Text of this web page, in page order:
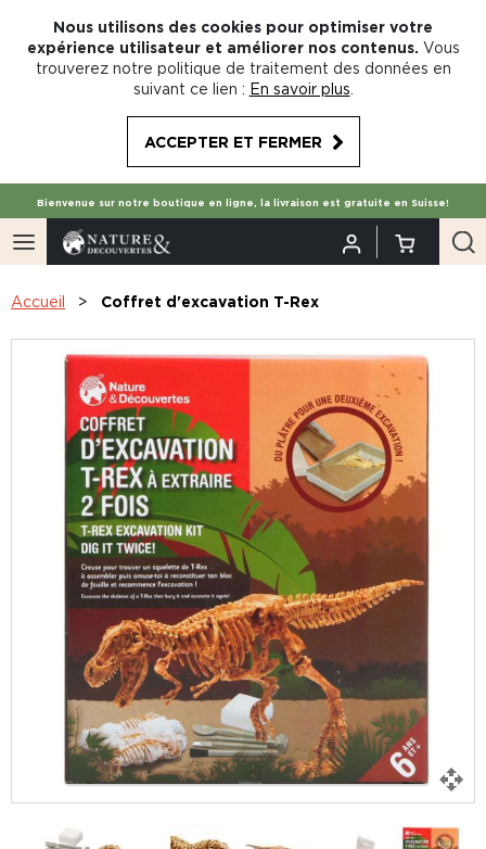
Nous utilisons des cookies pour optimiser votre
expérience utilisateur et améliorer nos contenus. Vous
trouverez notre politique de traitement des données en
suivant ce lien : En savoir plus
ACCEPTER ET FERMER
Bienvenue sur notre boutique en ligne, la livraison est gratuite en Suisse!
Accueil Coffret d'excavation T-Rex